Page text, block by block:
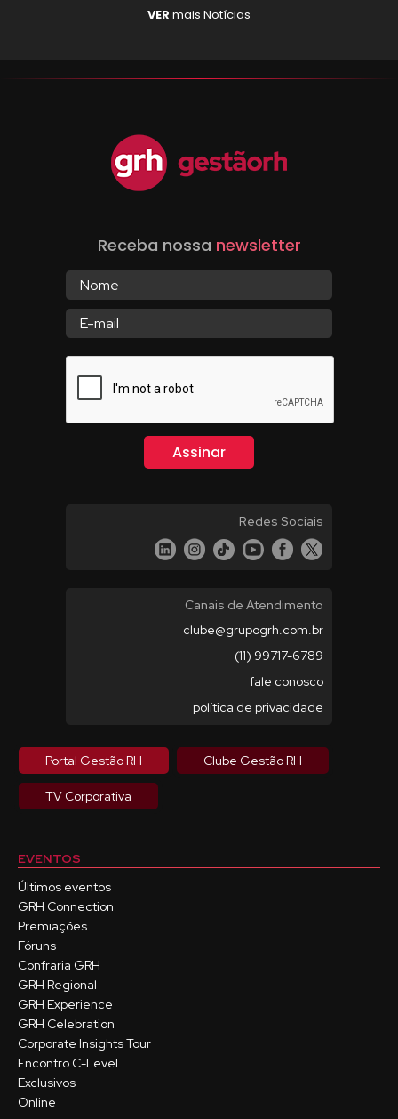
VER mais Notícias
Receba nossa newsletter
Redes Sociais
Canais de Atendimento
clube@grupogrh.com.br
(11) 99717-6789
fale conosco
política de privacidade
Portal Gestão RH Clube Gestão RH
TV Corporativa
EVENTOS
Últimos eventos
GRH Connection
Premiações
Fóruns
Confraria GRH
GRH Regional
GRH Experience
GRH Celebration
Corporate Insights Tour
Encontro C-Level
Exclusivos
Online